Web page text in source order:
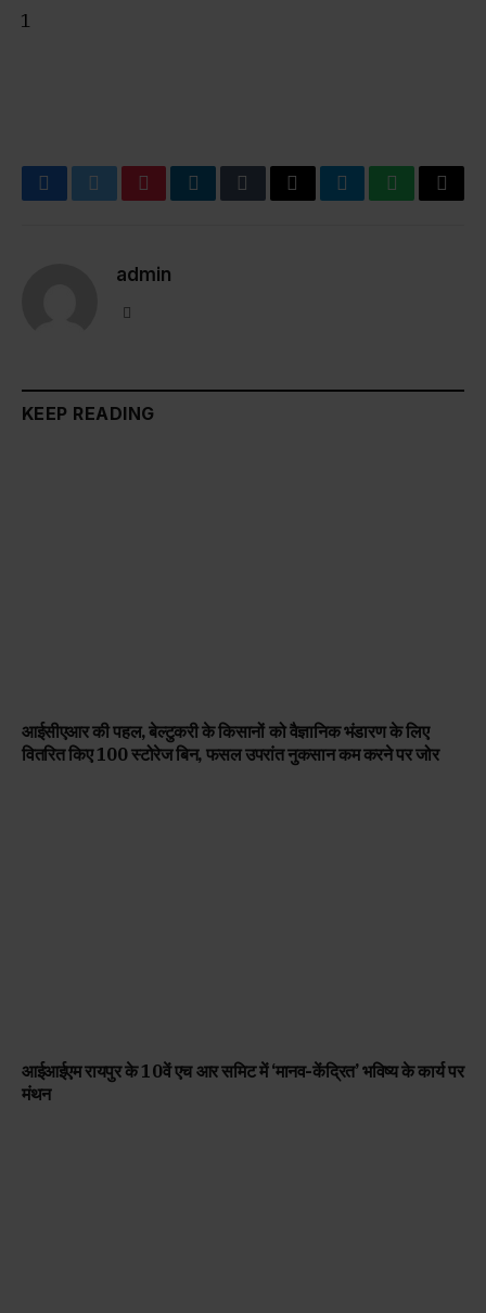
FacebookTwitterPinterestLinkedInTumblrEmailTelegramWhatsApp
Copy
admin
KEEP READING
आईसीएआर की पहल, बेल्टुकरी के किसानों को वैज्ञानिक भंडारण के लिए
वितरित किए 100 स्टोरेज बिन, फसल उपरांत नुकसान कम करने पर जोर
आईआईएम रायपुर के 10वें एच आर समिट में ‘मानव-केंद्रित’ भविष्य के कार्य पर
मंथन